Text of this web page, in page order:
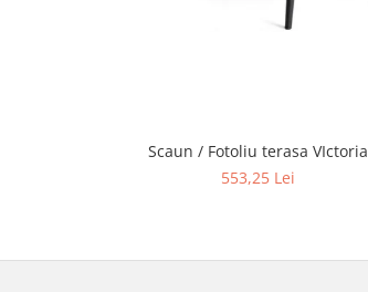
Scaun / Fotoliu terasa VIctoria
553,25 Lei